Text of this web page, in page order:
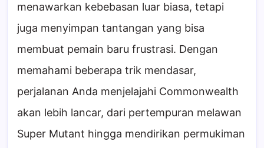
menawarkan kebebasan luar biasa, tetapi
juga menyimpan tantangan yang bisa
membuat pemain baru frustrasi. Dengan
memahami beberapa trik mendasar,
perjalanan Anda menjelajahi Commonwealth
akan lebih lancar, dari pertempuran melawan
Super Mutant hingga mendirikan permukiman